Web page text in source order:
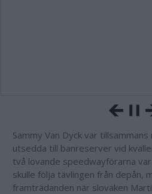
Sammy Van Dyck var
utsedda till banreserver vid
två lovande speedwayförarna
skulle följa tävlingen från depån,
framträdanden när slovaken